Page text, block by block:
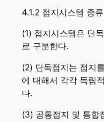
4.1.2 접지시스템 종류
(1) 접지시스템은 단
로 구분한다.
(2) 단독접지는 접지
에 대해서 각각 독립
다.
(3) 공통접지 및 통합